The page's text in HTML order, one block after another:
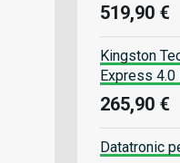
519,90 €
Kingston
Express 4.0
265,90 €
Datatronic